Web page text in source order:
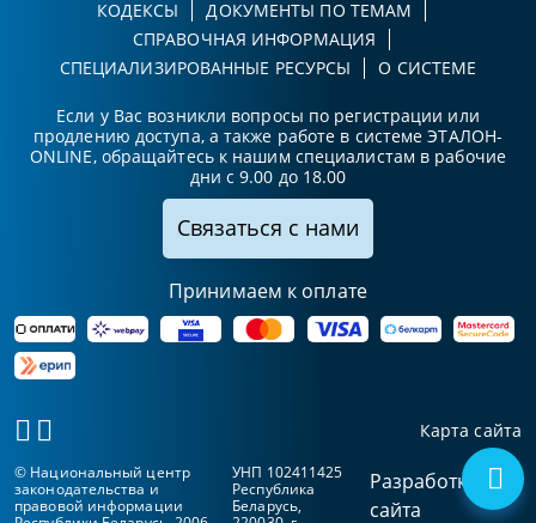
КОДЕКСЫ
ДОКУМЕНТЫ ПО ТЕМАМ
СПРАВОЧНАЯ ИНФОРМАЦИЯ
СПЕЦИАЛИЗИРОВАННЫЕ РЕСУРСЫ
О СИСТЕМЕ
Если у Вас возникли вопросы по регистрации или
продлению доступа, а также работе в системе ЭТАЛОН-
ONLINE, обращайтесь к нашим специалистам в рабочие
дни с 9.00 до 18.00
Связаться с нами
Принимаем к оплате
Карта сайта
© Национальный центр
законодательства и
правовой информации
УНП 102411425
Республика
Беларусь,
Разработка
сайта